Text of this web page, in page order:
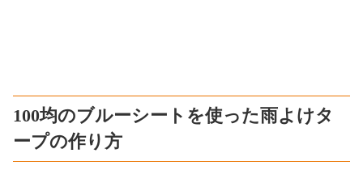
100均のブルーシートを使った雨よけタ
ープの作り方